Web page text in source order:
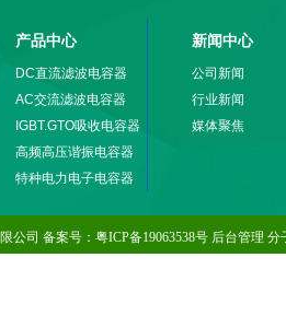
产品中心
DC直流滤波电容器
AC交流滤波电容器
IGBT.GTO吸收电容器
高频高压谐振电容器
特种电力电子电容器
新闻中心
公司新闻
行业新闻
媒体聚焦
公司 备案号： 粤ICP备19063538号 后台管理 分